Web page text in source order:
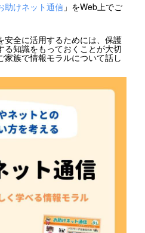
助けネット通信 」をWeb上でご
安全に活用するためには、保護
知識をもっておくことが大切
家族で情報モラルについて話し